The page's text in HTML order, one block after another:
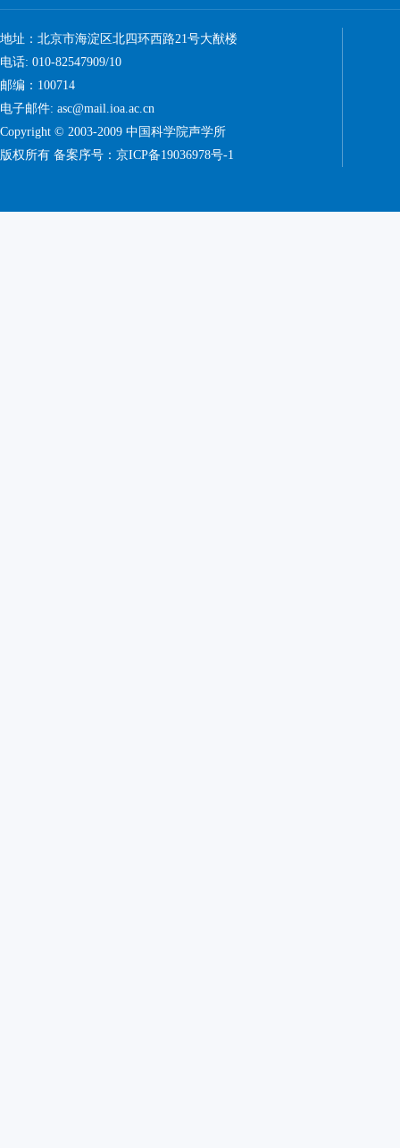
地址：北京市海淀区北四环西路21号大猷楼
电话: 010-82547909/10
邮编：100714
电子邮件: asc@mail.ioa.ac.cn
Copyright © 2003-2009 中国科学院声学所
版权所有 备案序号： 京ICP备19036978号-1